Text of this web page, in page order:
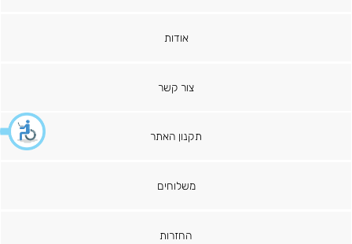
אודות
צור קשר
תקנון האתר
משלוחים
החזרות